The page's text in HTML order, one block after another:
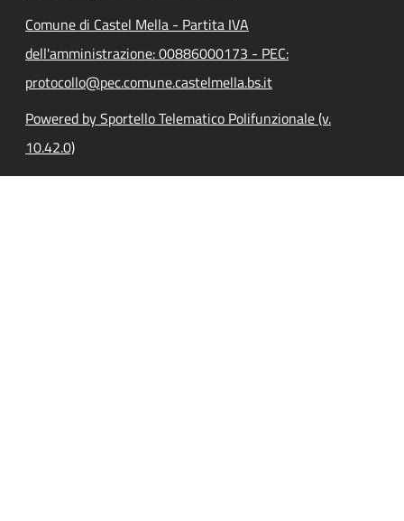
Comune di Castel Mella - Partita IVA
dell'amministrazione: 00886000173 - PEC:
protocollo@pec.comune.castelmella.bs.it
Powered by Sportello Telematico Polifunzionale (v.
10.42.0)